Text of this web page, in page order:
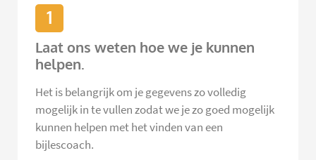
1
Laat ons weten hoe we je kunnen
helpen.
Het is belangrijk om je gegevens zo volledig
mogelijk in te vullen zodat we je zo goed mogelijk
kunnen helpen met het vinden van een
bijlescoach.